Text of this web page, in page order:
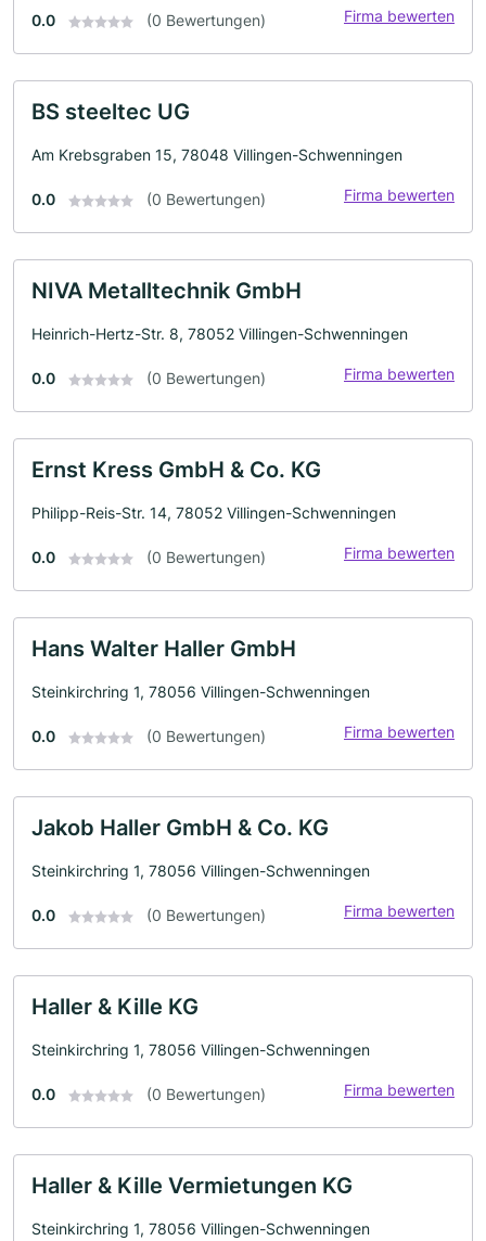
0.0 (0 Bewertungen) Firma bewerten
BS steeltec UG
Am Krebsgraben 15, 78048 Villingen-Schwenningen
0.0 (0 Bewertungen) Firma bewerten
NIVA Metalltechnik GmbH
Heinrich-Hertz-Str. 8, 78052 Villingen-Schwenningen
0.0 (0 Bewertungen) Firma bewerten
Ernst Kress GmbH & Co. KG
Philipp-Reis-Str. 14, 78052 Villingen-Schwenningen
0.0 (0 Bewertungen) Firma bewerten
Hans Walter Haller GmbH
Steinkirchring 1, 78056 Villingen-Schwenningen
0.0 (0 Bewertungen) Firma bewerten
Jakob Haller GmbH & Co. KG
Steinkirchring 1, 78056 Villingen-Schwenningen
0.0 (0 Bewertungen) Firma bewerten
Haller & Kille KG
Steinkirchring 1, 78056 Villingen-Schwenningen
0.0 (0 Bewertungen) Firma bewerten
Haller & Kille Vermietungen KG
Steinkirchring 1, 78056 Villingen-Schwenningen